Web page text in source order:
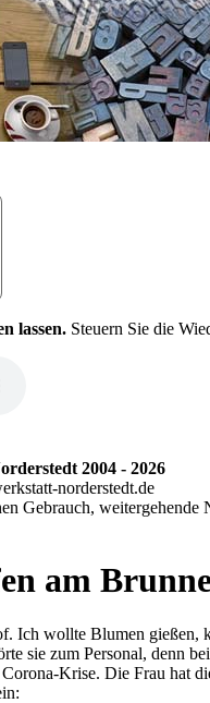
lassen. Steuern Sie die
2004 - 2026
norderstedt.de
Gebrauch,
am
wollte Blumen gießen,
sie zum Personal, denn
Krise. Die Frau hat